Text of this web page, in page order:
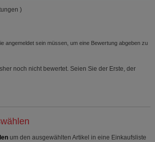
)
angemeldet sein müssen, um eine Bewertung abgeben zu
noch nicht bewertet. Seien Sie der Erste, der
um den ausgewählten Artikel in eine Einkaufsliste